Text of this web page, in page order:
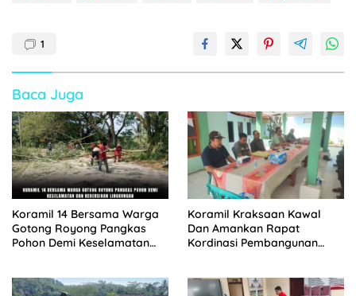
1
Baca Juga
Koramil 14 Bersama Warga
Gotong Royong Pangkas
Pohon Demi Keselamatan
Koramil Kraksaan Kawal
Dan Amankan Rapat
Kordinasi Pembangunan